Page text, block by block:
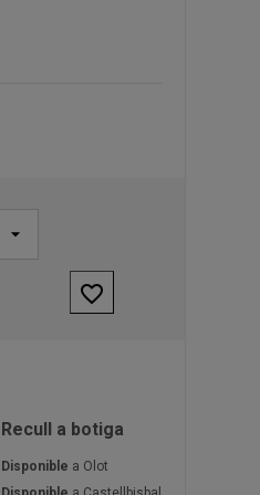
favorite_border
Recull a botiga
Disponible a Olot